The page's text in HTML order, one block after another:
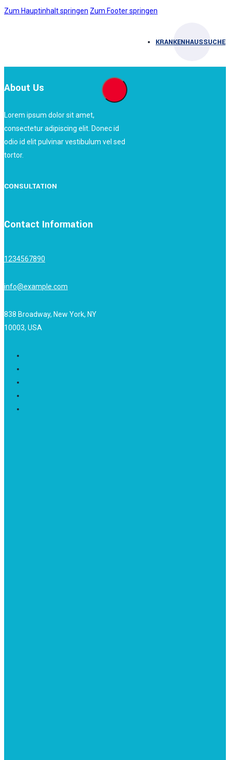
Zum Hauptinhalt springen Zum Footer springen
KRANKENHAUSSUCHE
About Us
Lorem ipsum dolor sit amet,
consectetur adipiscing elit. Donec id
odio id elit pulvinar vestibulum vel sed
tortor.
CONSULTATION
Contact Information
1234567890
info@example.com
838 Broadway, New York, NY
10003, USA